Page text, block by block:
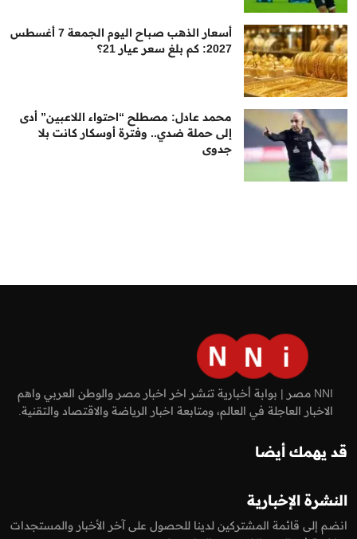
أسعار الذهب صباح اليوم الجمعة 7 أغسطس
2027: كم بلغ سعر عيار 21؟
محمد عادل: مصطلح “احتواء اللاعبين” أدى
إلى حملة ضدي.. وفترة أوسكار كانت بلا
جدوى
NNI مصر | بوابة أخبارية تنشر اخر اخبار مصر والوطن العربي واهم
الاخبار العاجلة في العالم، ومتابعة اخبار الرياضة والاقتصاد والتقنية.
قد يهمك أيضا
النشرة الإخبارية
انضم إلى قائمة المشتركين لدينا للحصول على آخر الأخبار والمستجدات